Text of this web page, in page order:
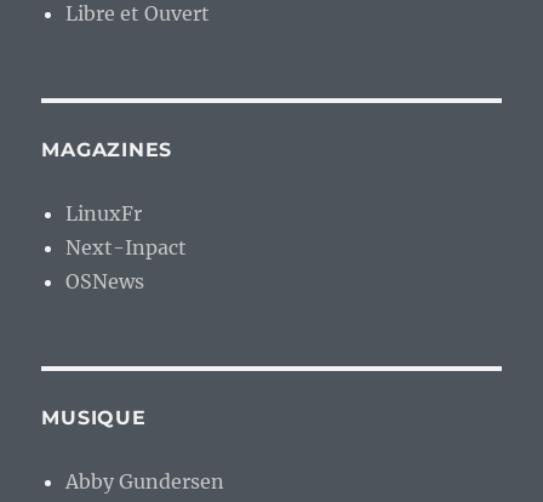
Libre et Ouvert
MAGAZINES
LinuxFr
Next-Inpact
OSNews
MUSIQUE
Abby Gundersen